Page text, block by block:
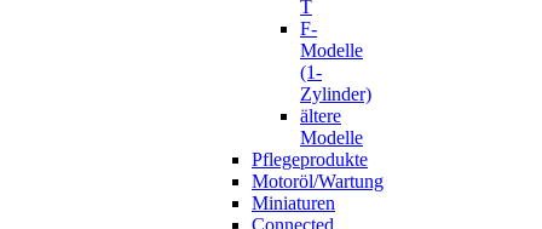
T
F-
Modelle
(1-
Zylinder)
ältere
Modelle
Pflegeprodukte
Motoröl/Wartung
Miniaturen
Connected